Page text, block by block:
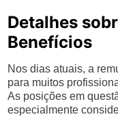
Detalhes
Benefícios
Nos dias atuais, a
para muitos
As posições em
especialmente